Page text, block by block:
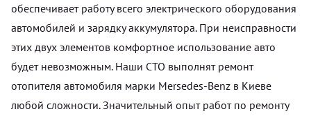
обеспечивает работу всего электрического оборудования
автомобилей и зарядку аккумулятора. При неисправности
этих двух элементов комфортное использование авто
будет невозможным. Наши СТО выполнят ремонт
отопителя автомобиля марки Mersedes-Benz в Киеве
любой сложности. Значительный опыт работ по ремонту